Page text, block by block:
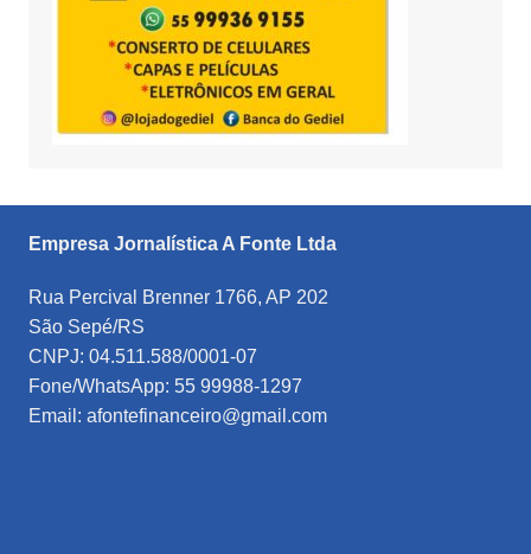
Empresa Jornalística A Fonte Ltda
Rua Percival Brenner 1766, AP 202
São Sepé/RS
CNPJ: 04.511.588/0001-07
Fone/WhatsApp: 55 99988-1297
Email: afontefinanceiro@gmail.com